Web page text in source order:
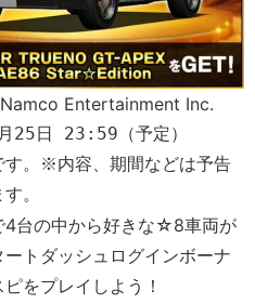
Entertainment Inc.
25日 23:59（予定）
。※内容、期間などは予告
。
4台の中から好きな☆8車両が
トダッシュログインボーナ
をプレイしよう！